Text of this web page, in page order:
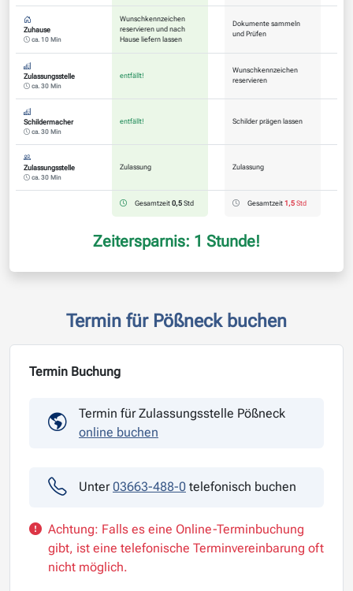
Zuhause
ca. 10 Min
Wunschkennzeichen
reservieren und nach
Hause liefern lassen
Dokumente sammeln
und Prüfen
Zulassungsstelle
ca. 30 Min
entfällt!
Wunschkennzeichen
reservieren
Schildermacher
ca. 30 Min
entfällt! Schilder prägen lassen
Zulassungsstelle
ca. 30 Min
Zulassung Zulassung
Gesamtzeit 0,5 Std Gesamtzeit 1,5 Std
Zeitersparnis: 1 Stunde!
Termin für Pößneck buchen
Termin Buchung
Termin für Zulassungsstelle Pößneck
online buchen
Unter03663-488-0 telefonisch buchen
Achtung: Falls es eine Online-Terminbuchung
gibt, ist eine telefonische Terminvereinbarung oft
nicht möglich.